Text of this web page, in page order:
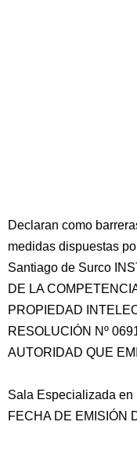
Declaran como
medidas dispuestas
Santiago de Surco
DE LA
PROPIEDAD
RESOLUCIÓN Nº
AUTORIDAD QUE
Sala Especializada
FECHA DE EMISIÓN